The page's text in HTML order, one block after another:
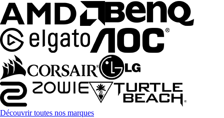
Découvrir toutes nos marques